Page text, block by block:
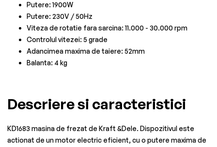
Putere: 1900W
Putere: 230V / 50Hz
Viteza de rotatie fara sarcina: 11.000 - 30.000 rpm
Controlul vitezei: 5 grade
Adancimea maxima de taiere: 52mm
Balanta: 4 kg
Descriere si caracteristici
KD1683 masina de frezat de Kraft &Dele. Dispozitivul este
actionat de un motor electric eficient, cu o putere maxima de